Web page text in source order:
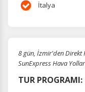
İtalya
8 gün, İzmir'den Direkt
SunExpress Hava
TUR PROGRAMI: